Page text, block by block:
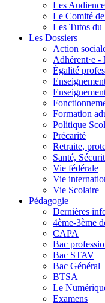
Les
Le Comité
Les Tutos
Les Dossiers
Action
Adhérent·e -
Égalité
Formation
Politique
Précarité
Retraite,
Santé,
Vie fédérale
Vie
Vie Scolaire
Pédagogie
Dernières
4ème-3ème
CAPA
Bac
Bac STAV
Bac Général
BTSA
Le
Examens